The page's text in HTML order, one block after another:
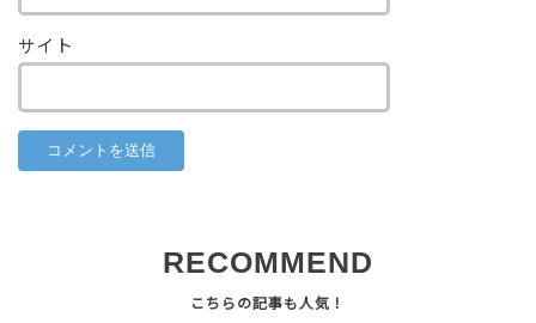
サイト
RECOMMEND